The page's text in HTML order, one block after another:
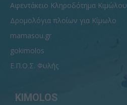
Αφεντάκειο Κληροδότημα Κιμώλου
Δρομολόγια πλοίων για Κίμωλο
mamasou.gr
gokimolos
Ε.Π.Ο.Σ. Φυλής
KIMOLOS